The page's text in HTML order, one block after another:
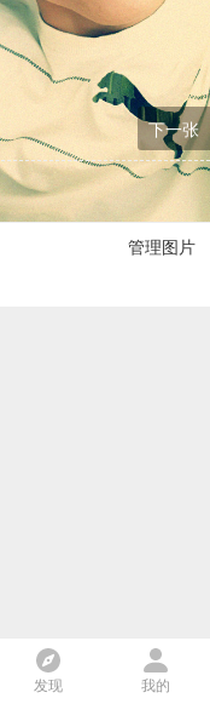
下一张
管理图片
发现 我的